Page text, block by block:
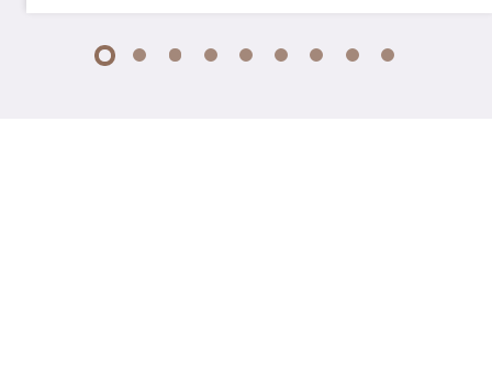
1 2 3 4 5 6 7 8 9